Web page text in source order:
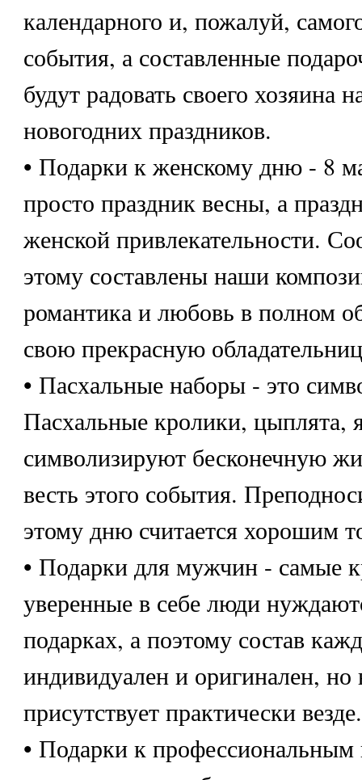
календарного и, пожалуй,
события, а составленные
будут радовать своего хозяина
новогодних праздников.
• Подарки к женскому дню - 8
просто праздник весны, а
женской привлекательности.
этому составлены наши
романтика и любовь в полном
свою прекрасную
• Пасхальные наборы - это
Пасхальные кролики, цыплята,
символизируют бесконечную
весть этого события.
этому дню считается хорошим
• Подарки для мужчин - самые
уверенные в себе люди
подарках, а поэтому состав
индивидуален и оригинален, но
присутствует практически везде.
• Подарки к профессиональным